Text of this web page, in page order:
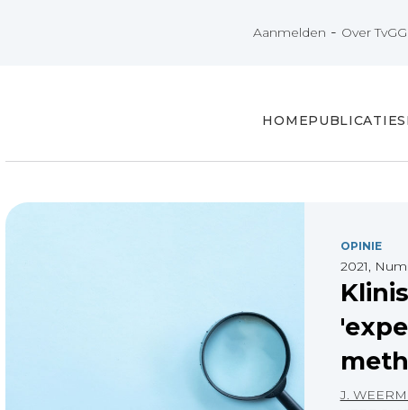
Aanmelden - Over TvGG
HOMEPUBLICATIES
OPINIE
2021,
J.